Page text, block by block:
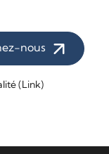
nous
(Link)